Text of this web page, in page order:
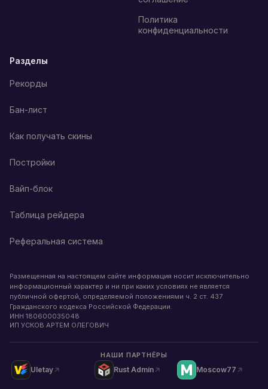
Политика
конфиденциальности
Разделы
Рекорды
Бан-лист
Как получать скины
Постройки
Вайп-блок
Таблица рейдера
Реферальная система
Размещенная на настоящем сайте информация носит исключительно
информационный характер и ни при каких условиях не является
публичной офертой, определяемой положениями ч. 2 ст. 437
Гражданского кодекса Российской Федерации.
ИНН 180600035048
ИП УСКОВ АРТЕМ ОЛЕГОВИЧ
НАШИ ПАРТНЁРЫ
Uletay Rust Admin Moscow77